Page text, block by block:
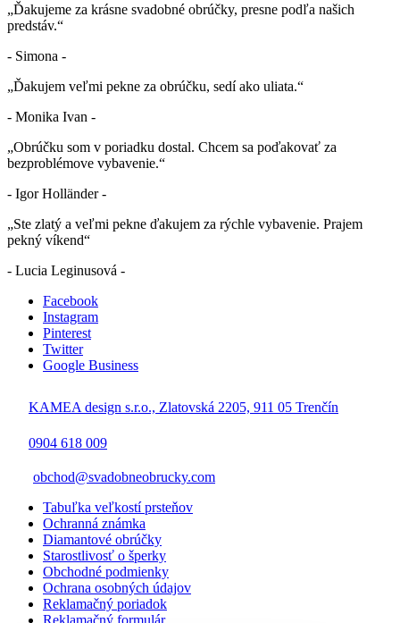
„Ďakujeme za krásne svadobné obrúčky, presne podľa našich
predstáv.“
- Simona -
„Ďakujem veľmi pekne za obrúčku, sedí ako uliata.“
- Monika Ivan -
„Obrúčku som v poriadku dostal. Chcem sa poďakovať za
bezproblémove vybavenie.“
- Igor Holländer -
„Ste zlatý a veľmi pekne ďakujem za rýchle vybavenie. Prajem
pekný víkend“
- Lucia Leginusová -
Facebook
Instagram
Pinterest
Twitter
Google Business
KAMEA design s.r.o., Zlatovská 2205, 911 05 Trenčín
0904 618 009
obchod@svadobneobrucky.com
Tabuľka veľkostí prsteňov
Ochranná známka
Diamantové obrúčky
Starostlivosť o šperky
Obchodné podmienky
Ochrana osobných údajov
Reklamačný poriadok
Reklamačný formulár